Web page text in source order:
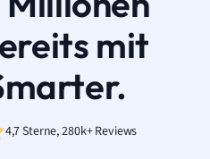
mit
4,7 Sterne, 280k+ Reviews